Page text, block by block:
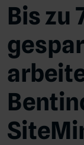
Bis zu